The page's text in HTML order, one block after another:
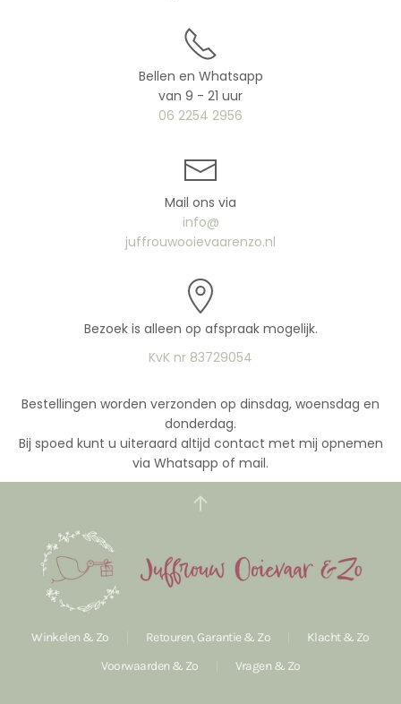
Bellen en Whatsapp
van 9 - 21 uur
06 2254 2956
Mail ons via
info@
juffrouwooievaarenzo.nl
Bezoek is alleen op afspraak mogelijk.
KvK nr 83729054
Bestellingen worden verzonden op dinsdag, woensdag en
donderdag.
Bij spoed kunt u uiteraard altijd contact met mij opnemen
via Whatsapp of mail.
Winkelen & Zo Retouren, Garantie & Zo
Klacht & Zo
Voorwaarden & Zo
Vragen & Zo